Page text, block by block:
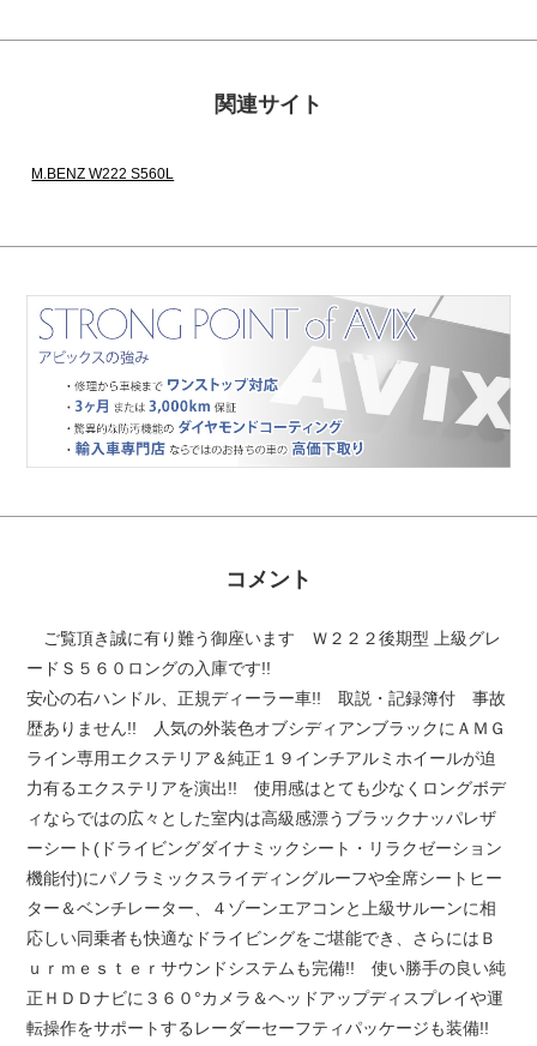
関連サイト
M.BENZ W222 S560L
コメント
ご覧頂き誠に有り難う御座います Ｗ２２２後期型 上級グレ
ードＳ５６０ロングの入庫です!!
安心の右ハンドル、正規ディーラー車!! 取説・記録簿付 事故
歴ありません!! 人気の外装色オブシディアンブラックにＡＭＧ
ライン専用エクステリア＆純正１９インチアルミホイールが迫
力有るエクステリアを演出!! 使用感はとても少なくロングボデ
ィならではの広々とした室内は高級感漂うブラックナッパレザ
ーシート(ドライビングダイナミックシート・リラクゼーション
機能付)にパノラミックスライディングルーフや全席シートヒー
ター＆ベンチレーター、４ゾーンエアコンと上級サルーンに相
応しい同乗者も快適なドライビングをご堪能でき、さらにはＢ
ｕｒｍｅｓｔｅｒサウンドシステムも完備!! 使い勝手の良い純
正ＨＤＤナビに３６０°カメラ＆ヘッドアップディスプレイや運
転操作をサポートするレーダーセーフティパッケージも装備!!